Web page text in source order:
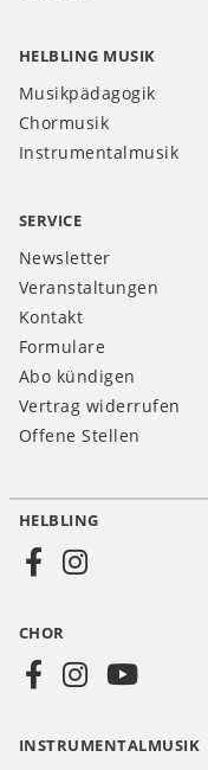
HELBLING MUSIK
Musikpädagogik
Chormusik
Instrumentalmusik
SERVICE
Newsletter
Veranstaltungen
Kontakt
Formulare
Abo kündigen
Vertrag widerrufen
Offene Stellen
Social
CH
HELBLING
CHOR
INSTRUMENTALMUSIK